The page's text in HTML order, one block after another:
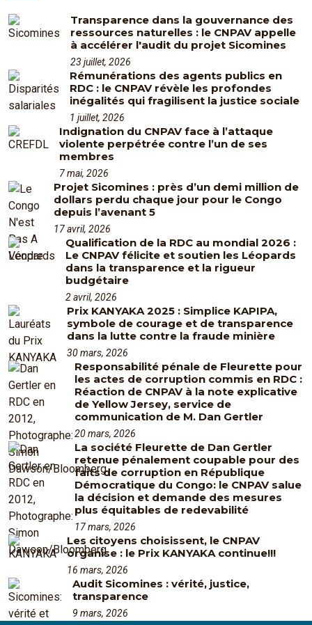
Transparence dans la gouvernance des
ressources naturelles : le CNPAV appelle
à accélérer l'audit du projet Sicomines
23 juillet, 2026
Rémunérations des agents publics en
RDC : le CNPAV révèle les profondes
inégalités qui fragilisent la justice sociale
1 juillet, 2026
Indignation du CNPAV face à l’attaque
violente perpétrée contre l’un de ses
membres
7 mai, 2026
Projet Sicomines : près d’un demi million de
dollars perdu chaque jour pour le Congo
depuis l’avenant 5
17 avril, 2026
Qualification de la RDC au mondial 2026 :
Le CNPAV félicite et soutien les Léopards
dans la transparence et la rigueur
budgétaire
2 avril, 2026
Prix KANYAKA 2025 : Simplice KAPIPA,
symbole de courage et de transparence
dans la lutte contre la fraude minière
30 mars, 2026
Responsabilité pénale de Fleurette pour
les actes de corruption commis en RDC :
Réaction de CNPAV à la note explicative
de Yellow Jersey, service de
communication de M. Dan Gertler
20 mars, 2026
La société Fleurette de Dan Gertler
retenue pénalement coupable pour des
faits de corruption en République
Démocratique du Congo: le CNPAV salue
la décision et demande des mesures
plus équitables de redevabilité
17 mars, 2026
Les citoyens choisissent, le CNPAV
organise : le Prix KANYAKA continue!!!
16 mars, 2026
Audit Sicomines : vérité, justice,
transparence
9 mars, 2026